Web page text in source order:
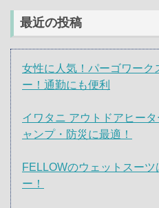
最近の投稿
女性に人気！パーゴワーク
ー！通勤にも便利
イワタニ アウトドアヒー
ャンプ・防災に最適！
FELLOWのウェットスーツ
ー！